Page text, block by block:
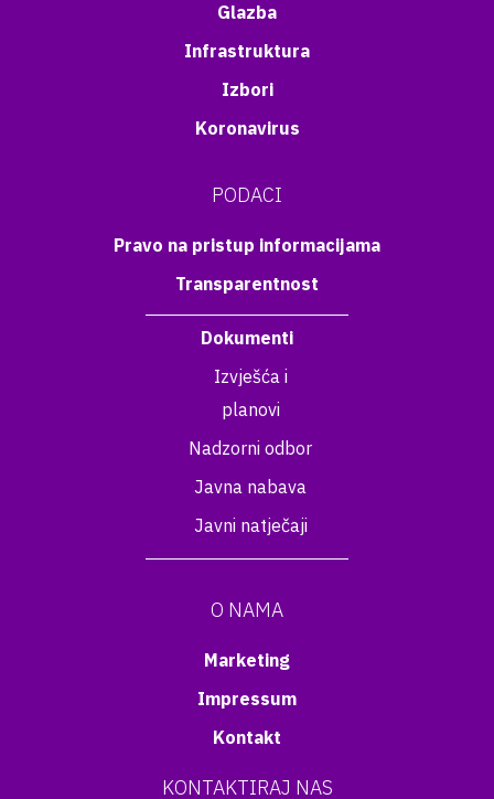
Glazba
Infrastruktura
Izbori
Koronavirus
PODACI
Pravo na pristup informacijama
Transparentnost
Dokumenti
Izvješća i
planovi
Nadzorni odbor
Javna nabava
Javni natječaji
O NAMA
Marketing
Impressum
Kontakt
KONTAKTIRAJ NAS